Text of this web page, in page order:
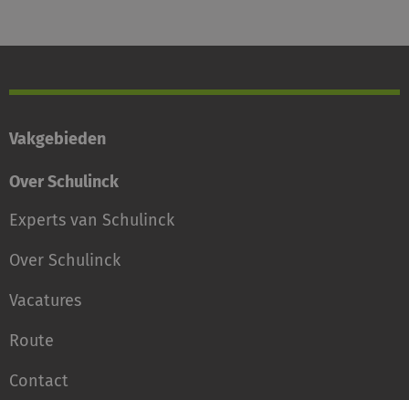
Vakgebieden
Over Schulinck
Experts van Schulinck
Over Schulinck
Vacatures
Route
Contact